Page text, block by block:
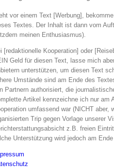
vor einem Text [Werbung],
Textes. Der Inhalt ist dann vom
meinen Enthusiasmus).
[redaktionelle Kooperation] oder
Geld für diesen Text, lasse mich
unterstützen, um diesen Text
Umstände sind am Ende des
Partnern authorisiert, die
Artikel kennzeichne ich nur am
umfassend war (NICHT aber,
Trip gegen Vorlage unserer
z.B. freien
Unterstützung wird jedoch am